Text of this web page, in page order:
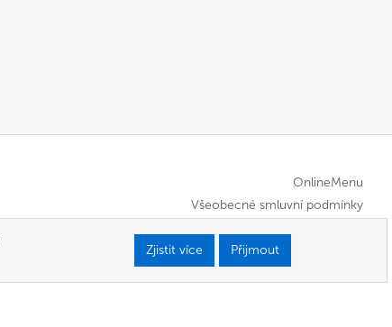
OnlineMenu
Všeobecné smluvní podmínky
Zjistit více Přijmout